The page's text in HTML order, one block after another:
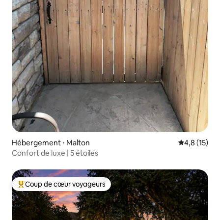
Hébergement ⋅ Malton Évaluation
4,8 (15)
Confort de luxe | 5 étoiles
Coups de cœur voyageurs les plus appréciés
Coup de cœur voyageurs